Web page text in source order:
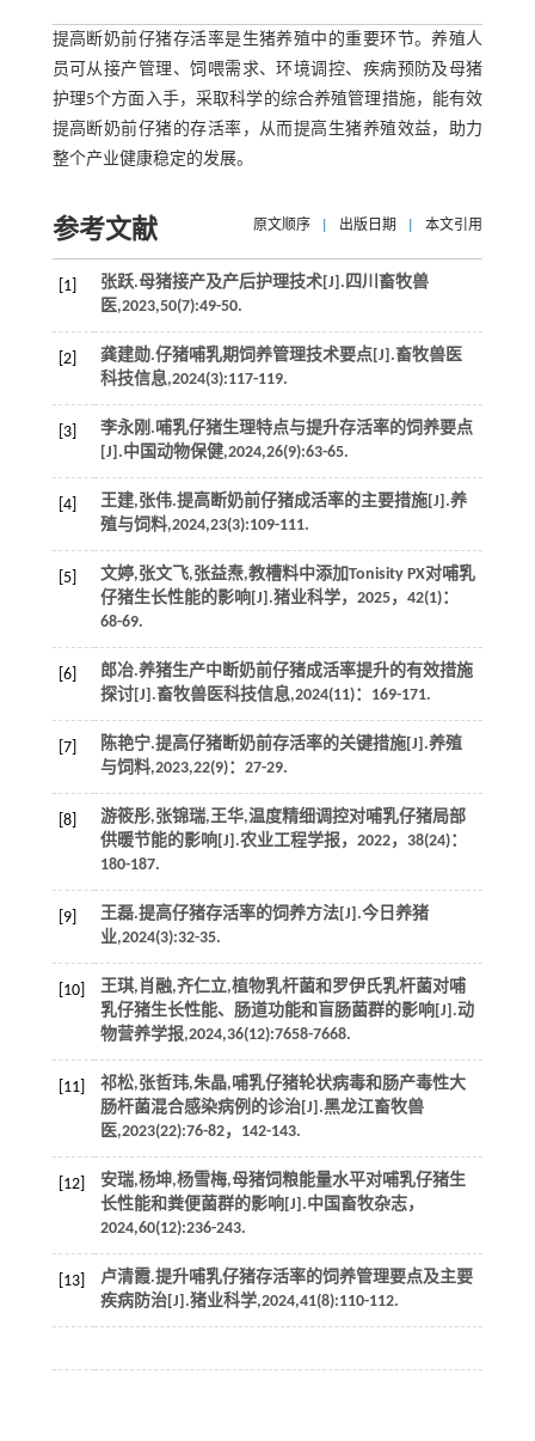
提高断奶前仔猪存活率是生猪养殖中的重要环节。养殖人
员可从接产管理、饲喂需求、环境调控、疾病预防及母猪
护理5个方面入手，采取科学的综合养殖管理措施，能有效
提高断奶前仔猪的存活率，从而提高生猪养殖效益，助力
整个产业健康稳定的发展。
参考文献 原文顺序 出版日期 本文引用
[1] 张跃.母猪接产及产后护理技术[J]. 四川畜牧兽
医,2023,50(7):49-50.
[2] 龚建勋.仔猪哺乳期饲养管理技术要点[J].畜牧兽医
科技信息,2024(3):117-119.
[3]
李永刚.哺乳仔猪生理特点与提升存活率的饲养要点
[J].中国动物保健,2024,26(9):63-65.
[4] 王建,张伟.提高断奶前仔猪成活率的主要措施[J].养
殖与饲料,2024,23(3):109-111.
[5]
文婷,张文飞,张益焘,教槽料中添加Tonisity PX对哺乳
仔猪生长性能的影响[J].猪业科学， 2025， 42(1)：
68-69.
[6]
郎冶.养猪生产中断奶前仔猪成活率提升的有效措施
探讨[J].畜牧兽医科技信息,2024(11)：169-171.
[7] 陈艳宁.提高仔猪断奶前存活率的关键措施[J].养殖
与饲料,2023,22(9)：27-29.
[8]
游筱彤,张锦瑞,王华,温度精细调控对哺乳仔猪局部
供暖节能的影响[J].农业工程学报， 2022， 38(24)：
180-187.
[9] 王磊.提高仔猪存活率的饲养方法[J].今日养猪
业,2024(3):32-35.
[10]
王琪,肖融,齐仁立,植物乳杆菌和罗伊氏乳杆菌对哺
乳仔猪生长性能、肠道功能和盲肠菌群的影响[J].动
物营养学报,2024,36(12):7658-7668.
[11]
祁松,张哲玮,朱晶,哺乳仔猪轮状病毒和肠产毒性大
肠杆菌混合感染病例的诊治[J].黑龙江畜牧兽
医,2023(22):76-82，142-143.
[12]
安瑞,杨坤,杨雪梅,母猪饲粮能量水平对哺乳仔猪生
长性能和粪便菌群的影响[J].中国畜牧杂志，
2024,60(12):236-243.
[13]
卢清霞.提升哺乳仔猪存活率的饲养管理要点及主要
疾病防治[J].猪业科学,2024,41(8):110-112.